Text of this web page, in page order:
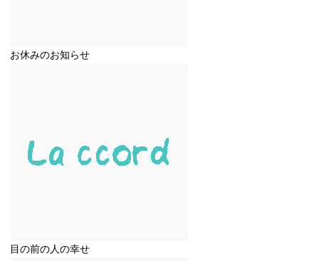
お休みのお知らせ
目の前の人の幸せ